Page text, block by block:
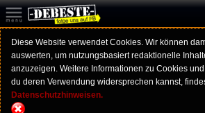
Diese Website verwendet Cookies. Wir können
auswerten, um nutzungsbasiert redaktionelle
anzuzeigen. Weitere Informationen zu Cookies
du deren Verwendung widersprechen kannst,
Datenschutzhinweisen.